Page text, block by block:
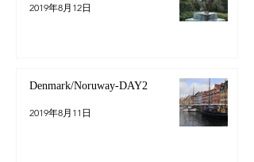
2019年8月12日
Denmark/Noruway-DAY2
2019年8月11日